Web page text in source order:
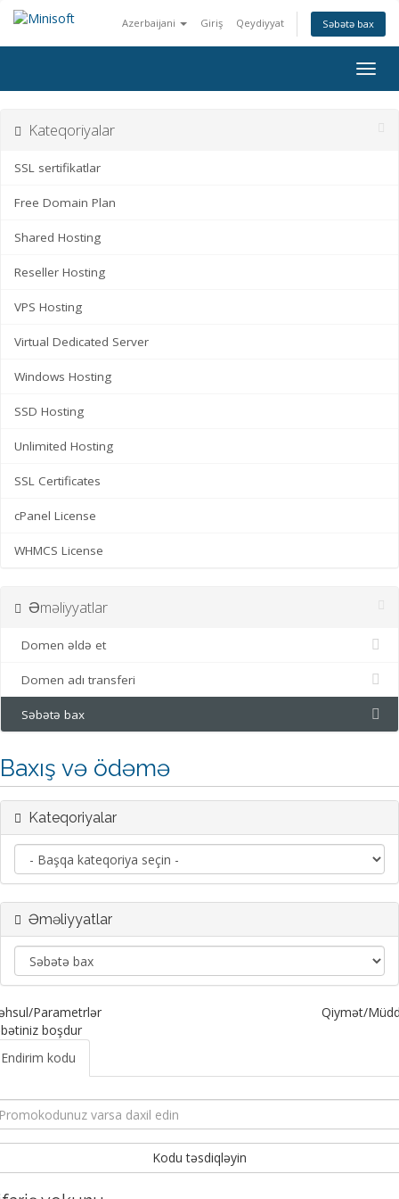
Azerbaijani Giriş Qeydiyyat Səbətə bax
keçid
Kateqoriyalar
SSL sertifikatlar
Free Domain Plan
Shared Hosting
Reseller Hosting
VPS Hosting
Virtual Dedicated Server
Windows Hosting
SSD Hosting
Unlimited Hosting
SSL Certificates
cPanel License
WHMCS License
Əməliyyatlar
Domen əldə et
Domen adı transferi
Səbətə bax
Baxış və ödəmə
Kateqoriyalar
Əməliyyatlar
Parametrlər
Qiymət/
boşdur
Endirim kodu
Kodu təsdiqləyin